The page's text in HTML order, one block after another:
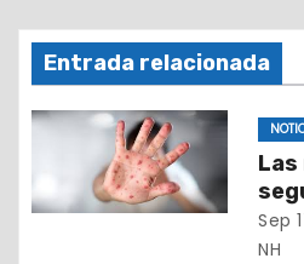
c
i
n
Entrada relacionada
Las
Sep
NH